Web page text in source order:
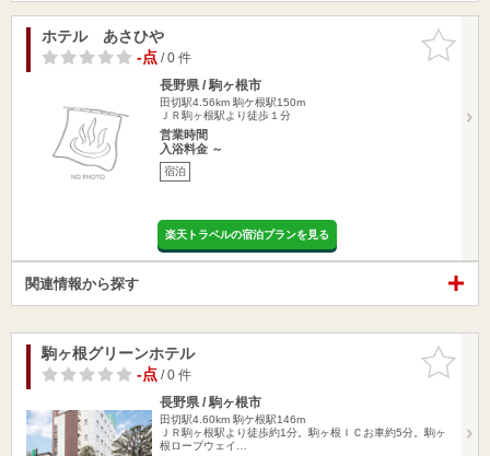
お気に入
りに追加
ホテル あさひや
-点/ 0 件
長野県 / 駒ヶ根市
田切駅4.56km 駒ケ根駅150m
ＪＲ駒ヶ根駅より徒歩１分
営業時間
入浴料金 ～
宿泊
楽天トラベルの宿泊プランを見る
関連情報から探す
お気に入
りに追加
駒ヶ根グリーンホテル
-点/ 0 件
長野県 / 駒ヶ根市
田切駅4.60km 駒ケ根駅146m
ＪＲ駒ヶ根駅より徒歩約1分。駒ヶ根ＩＣお車約5分。駒ヶ
根ロープウェイ…